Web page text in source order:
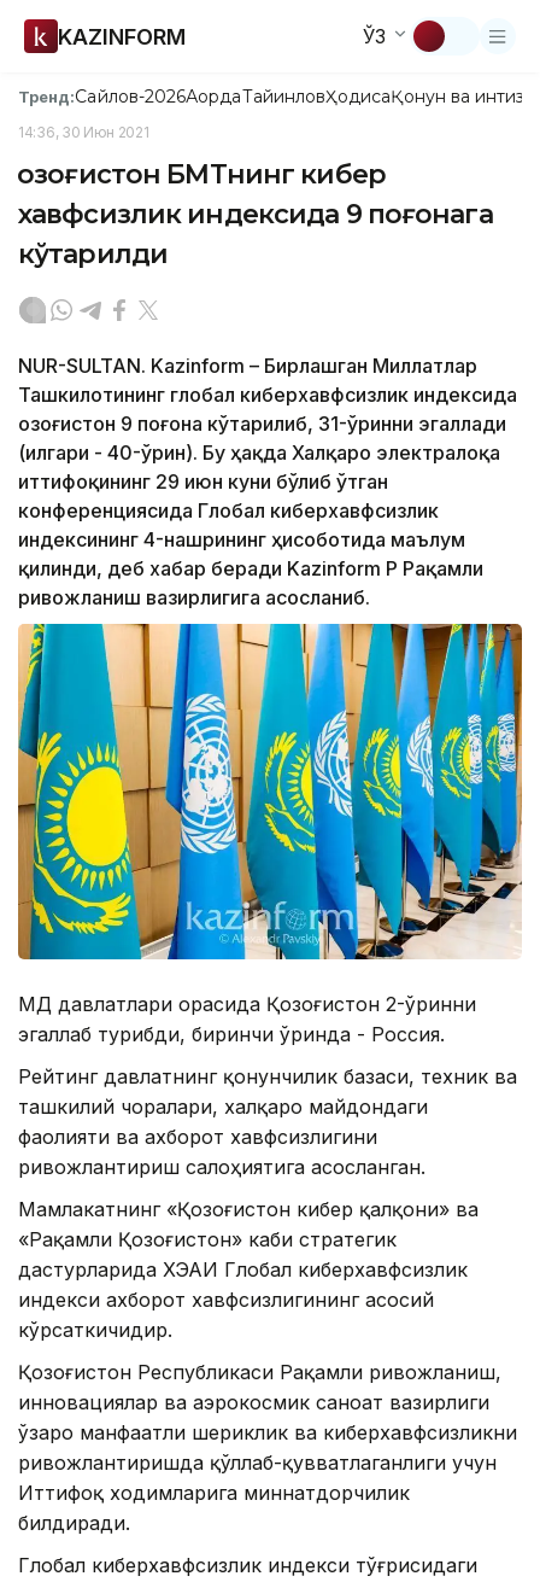
KAZINFORM ЎЗ
Тренд:Сайлов-2026АқордаТайинловҲодисаҚонун ва
14:36, 30 Июн 2021
Қозоғистон БМТнинг кибер
хавфсизлик индексида 9 поғонага
кўтарилди
NUR-SULTAN. Kazinform – Бирлашган Миллатлар
Ташкилотининг глобал киберхавфсизлик индексида
Қозоғистон 9 поғона кўтарилиб, 31-ўринни эгаллади
(илгари - 40-ўрин). Бу ҳақда Халқаро электралоқа
иттифоқининг 29 июн куни бўлиб ўтган
конференциясида Глобал киберхавфсизлик
индексининг 4-нашрининг ҳисоботида маълум
қилинди, деб хабар беради Kazinform ҚР Рақамли
ривожланиш вазирлигига асосланиб.
МДҲ давлатлари орасида Қозоғистон 2-ўринни
эгаллаб турибди, биринчи ўринда - Россия.
Рейтинг давлатнинг қонунчилик базаси, техник ва
ташкилий чоралари, халқаро майдондаги
фаолияти ва ахборот хавфсизлигини
ривожлантириш салоҳиятига асосланган.
Мамлакатнинг «Қозоғистон кибер қалқони» ва
«Рақамли Қозоғистон» каби стратегик
дастурларида ХЭАИ Глобал киберхавфсизлик
индекси ахборот хавфсизлигининг асосий
кўрсаткичидир.
Қозоғистон Республикаси Рақамли ривожланиш,
инновациялар ва аэрокосмик саноат вазирлиги
ўзаро манфаатли шериклик ва киберхавфсизликни
ривожлантиришда қўллаб-қувватлаганлиги учун
Иттифоқ ходимларига миннатдорчилик
билдиради.
Глобал киберхавфсизлик индекси тўғрисидаги